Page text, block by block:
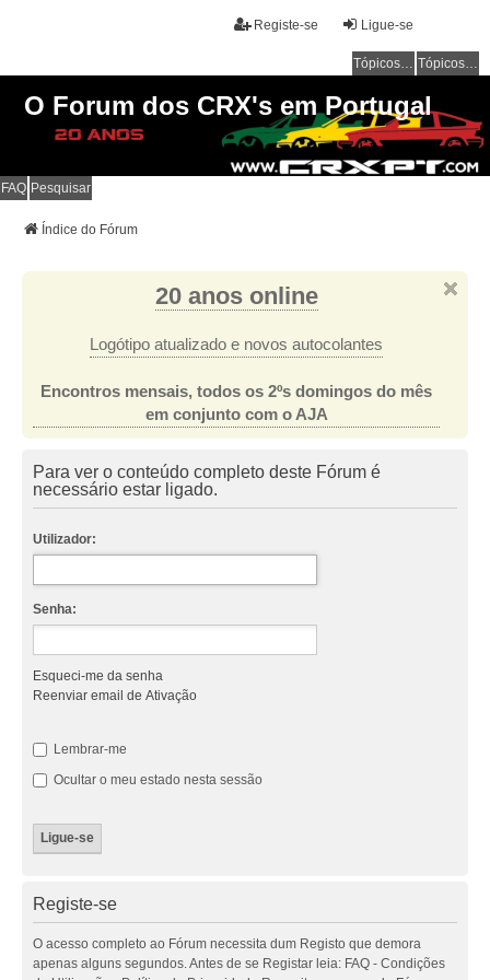
Ligue-se
Registe-se
Tópicos sem resposta Tópicos ativos
O Forum dos CRX's em Portugal
FAQ Pesquisar
Índice do Fórum
20 anos online
Logótipo atualizado e novos autocolantes
Encontros mensais, todos os 2ºs domingos do mês
em conjunto com o AJA
Para ver o conteúdo completo deste Fórum é
necessário estar ligado.
Utilizador:
Senha:
Esqueci-me da senha
Reenviar email de Ativação
Lembrar-me
Ocultar o meu estado nesta sessão
Registe-se
O acesso completo ao Fórum necessita dum Registo que demora
apenas alguns segundos. Antes de se Registar leia: FAQ - Condições